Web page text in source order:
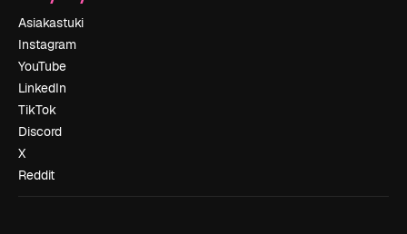
Asiakastuki
Instagram
YouTube
LinkedIn
TikTok
Discord
X
Reddit